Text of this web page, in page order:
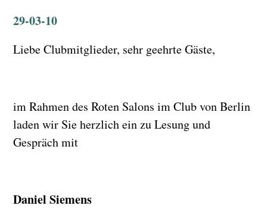
29-03-10
Liebe Clubmitglieder, sehr geehrte Gäste,
im Rahmen des Roten Salons im Club von Berlin
laden wir Sie herzlich ein zu Lesung und
Gespräch mit
Daniel Siemens